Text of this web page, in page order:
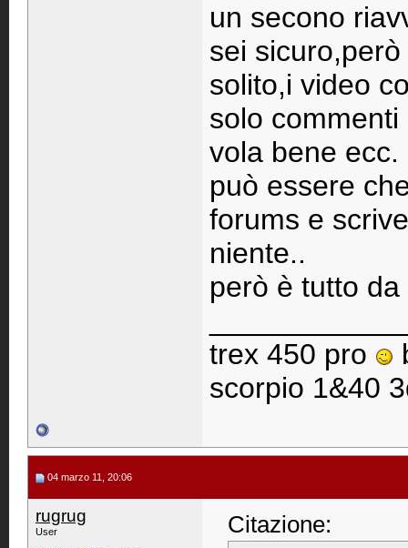
un secono
sei
solito,i video
solo
vola bene ecc.
può essere
forums e
niente..
però è tutto
trex 450 pro
scorpio 1&40
04 marzo 11, 20:06
rugrug
User Citazione: